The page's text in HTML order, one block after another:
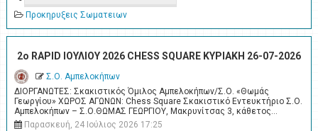
Προκηρυξεις Σωματειων
2o RAPID ΙΟΥΛΙΟΥ 2026 CHESS SQUARE ΚΥΡΙΑΚΗ 26-07-2026
Σ.Ο. Αμπελοκήπων
ΔΙΟΡΓΑΝΩΤΕΣ: Σκακιστικός Όμιλος Αμπελοκήπων/Σ.Ο. «Θωμάς
Γεωργίου» ΧΩΡΟΣ ΑΓΩΝΩΝ: Chess Square Σκακιστικό Εντευκτήριο Σ.Ο.
Αμπελοκήπων – Σ.Ο.ΘΩΜΑΣ ΓΕΩΡΓΙΟΥ, Μακρυνίτσας 3, κάθετος…
Παρασκευή, 24 Ιούλιος 2026 17:25